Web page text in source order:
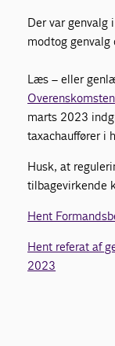
Der var genvalg
modtog genvalg
Læs – eller
Overenskomsten
marts 2023
taxachauffører i
Husk, at
tilbagevirkende
Hent
Hent referat af
2023